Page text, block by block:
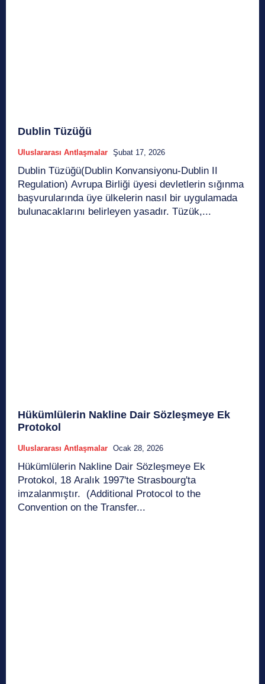
Dublin Tüzüğü
Uluslararası Antlaşmalar Şubat 17, 2026
Dublin Tüzüğü(Dublin Konvansiyonu-Dublin II
Regulation) Avrupa Birliği üyesi devletlerin sığınma
başvurularında üye ülkelerin nasıl bir uygulamada
bulunacaklarını belirleyen yasadır. Tüzük,...
Hükümlülerin Nakline Dair Sözleşmeye Ek
Protokol
Uluslararası Antlaşmalar Ocak 28, 2026
Hükümlülerin Nakline Dair Sözleşmeye Ek
Protokol, 18 Aralık 1997'te Strasbourg'ta
imzalanmıştır. (Additional Protocol to the
Convention on the Transfer...